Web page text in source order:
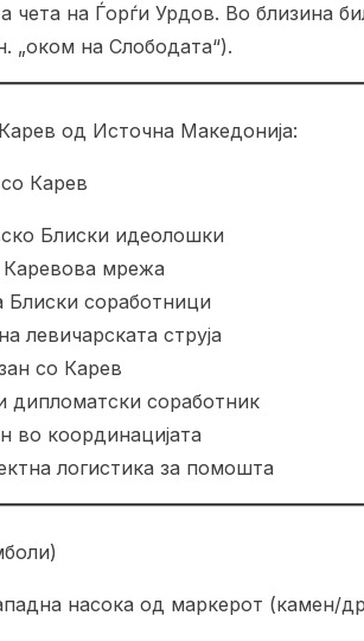
чета на Ѓорѓи Урдов. Во близина
„оком на Слободата“).
од Источна Македонија:
Карев
Блиски идеолошки
мрежа
соработници
левичарската струја
со Карев
соработник
координацијата
логистика за помошта
насока од маркерот (камен/